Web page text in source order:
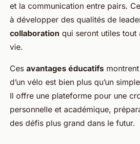
et la communication entre pairs.
à développer des qualités de
collaboration qui seront utiles tout
vie.
Ces avantages éducatifs
d’un vélo est bien plus qu’un
Il offre une plateforme pour une
personnelle et académique,
des défis plus grand dans le futur.